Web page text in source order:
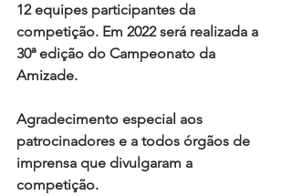
12 equipes participantes da
competição. Em 2022 será realizada a
30ª edição do Campeonato da
Amizade.
Agradecimento especial aos
patrocinadores e a todos órgãos de
imprensa que divulgaram a
competição.